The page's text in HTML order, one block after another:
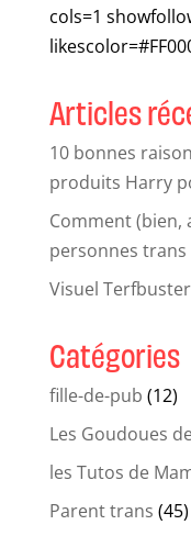
cols=1
Articles
10 bonnes
produits Harry
Comment (bien,
personnes trans
Visuel
Catégories
fille-de-pub (12)
Les Goudoues
les Tutos de
Parent trans (45)